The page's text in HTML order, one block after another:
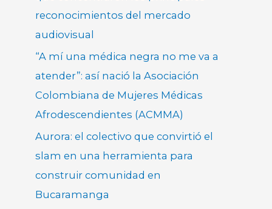
reconocimientos del mercado
audiovisual
“A mí una médica negra no me va a
atender”: así nació la Asociación
Colombiana de Mujeres Médicas
Afrodescendientes (ACMMA)
Aurora: el colectivo que convirtió el
slam en una herramienta para
construir comunidad en
Bucaramanga